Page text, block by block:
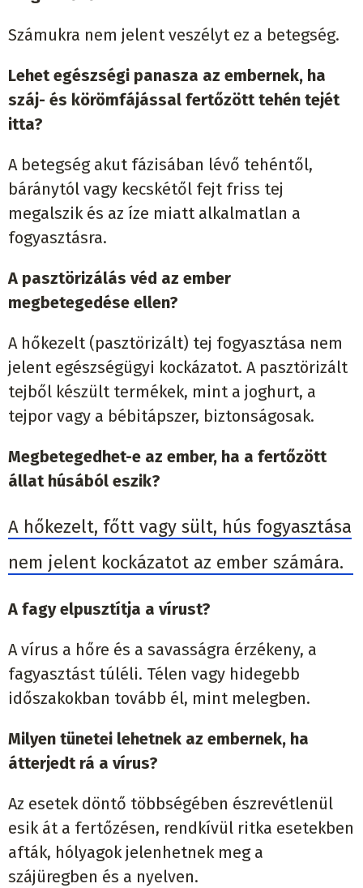
Számukra nem jelent veszélyt ez a betegség.
Lehet egészségi panasza az embernek, ha
száj- és körömfájással fertőzött tehén tejét
itta?
A betegség akut fázisában lévő tehéntől,
báránytól vagy kecskétől fejt friss tej
megalszik és az íze miatt alkalmatlan a
fogyasztásra.
A pasztörizálás véd az ember
megbetegedése ellen?
A hőkezelt (pasztörizált) tej fogyasztása nem
jelent egészségügyi kockázatot. A pasztörizált
tejből készült termékek, mint a joghurt, a
tejpor vagy a bébitápszer, biztonságosak.
Megbetegedhet-e az ember, ha a fertőzött
állat húsából eszik?
A hőkezelt, főtt vagy sült, hús fogyasztása
nem jelent kockázatot az ember számára.
A fagy elpusztítja a vírust?
A vírus a hőre és a savasságra érzékeny, a
fagyasztást túléli. Télen vagy hidegebb
időszakokban tovább él, mint melegben.
Milyen tünetei lehetnek az embernek, ha
átterjedt rá a vírus?
Az esetek döntő többségében észrevétlenül
esik át a fertőzésen, rendkívül ritka esetekben
afták, hólyagok jelenhetnek meg a
szájüregben és a nyelven.